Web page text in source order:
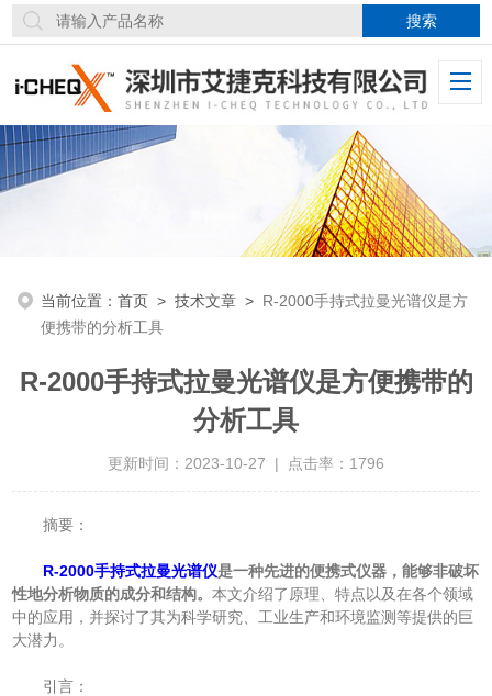
当前位置：首页 >技术文章 > R-2000手持式拉曼光谱仪是方
便携带的分析工具
R-2000手持式拉曼光谱仪是方便携带的
分析工具
更新时间：2023-10-27 | 点击率：1796
摘要：
R-2000手持式拉曼光谱仪是一种先进的便携式仪器，能够非破坏
性地分析物质的成分和结构。本文介绍了原理、特点以及在各个领域
中的应用，并探讨了其为科学研究、工业生产和环境监测等提供的巨
大潜力。
引言：